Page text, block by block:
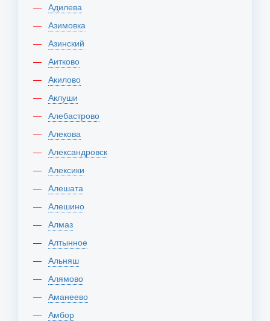
Адилева
Азимовка
Азинский
Аитково
Акилово
Аклуши
Алебастрово
Алекова
Александровск
Алексики
Алешата
Алешино
Алмаз
Алтынное
Альняш
Алямово
Аманеево
Амбор